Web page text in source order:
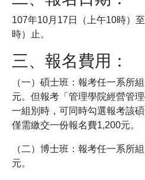
107年10月17日（上午10時）
時）止。
三、報名費用：
（一）碩士班：報考任一系所
元。但報考「管理學院經營管
一組別時，可同時勾選報考該
僅需繳交一份報名費1,200元。
（二）博士班：報考任一系所
元。